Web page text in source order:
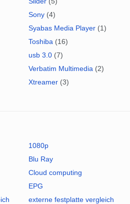
Sony (4)
Syabas Media Player (1)
Toshiba (16)
usb 3.0 (7)
Verbatim Multimedia (2)
Xtreamer (3)
1080p
Blu Ray
Cloud computing
EPG
externe festplatte vergleich